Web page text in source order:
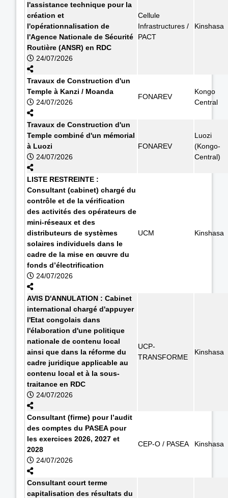
l'assistance technique pour la
création et
l'opérationnalisation de
l'Agence Nationale de Sécurité
Routière (ANSR) en RDC
24/07/2026
Cellule
Infrastructures /
PACT
Kinshasa
Travaux de Construction d'un
Temple à Kanzi / Moanda
24/07/2026
FONAREV
Kongo
Central
Travaux de Construction d'un
Temple combiné d'un mémorial
à Luozi
24/07/2026
FONAREV
Luozi
(Kongo-
Central)
LISTE RESTREINTE :
Consultant (cabinet) chargé du
contrôle et de la vérification
des activités des opérateurs de
mini-réseaux et des
distributeurs de systèmes
solaires individuels dans le
cadre de la mise en œuvre du
fonds d’électrification
24/07/2026
UCM Kinshasa
AVIS D'ANNULATION : Cabinet
international chargé d'appuyer
l'Etat congolais dans
l'élaboration d'une politique
nationale de contenu local
ainsi que dans la réforme du
cadre juridique applicable au
contenu local et à la sous-
traitance en RDC
24/07/2026
UCP-
TRANSFORME
Kinshasa
Consultant (firme) pour l’audit
des comptes du PASEA pour
les exercices 2026, 2027 et
2028
24/07/2026
CEP-O / PASEA Kinshasa
Consultant court terme
capitalisation des résultats du